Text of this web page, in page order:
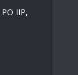
IIP,